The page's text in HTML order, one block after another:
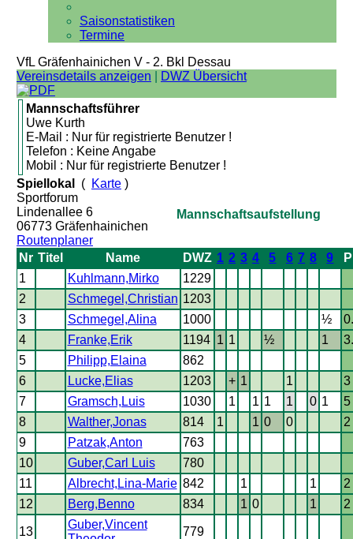
Saisonstatistiken
Termine
VfL Gräfenhainichen V - 2. Bkl Dessau
Vereinsdetails anzeigen
DWZ Übersicht
Mannschaftsführer
Uwe Kurth
E-Mail : Nur für registrierte Benutzer !
Telefon : Keine Angabe
Mobil : Nur für registrierte Benutzer !
Spiellokal
( Karte)
Sportforum
Lindenallee 6
06773 Gräfenhainichen
Routenplaner
Mannschaftsaufstellung
Nr Titel Name DWZ 1 2 3 4 5 6 7 8 9
1
Kuhlmann,Mirko
1229
2
Schmegel,Christian 1203
3
Schmegel,Alina 1000 ½
4
Franke,Erik 1194 1 1 ½ 1
5
Philipp,Elaina
862
6
Lucke,Elias 1203 + 1 1
3
7
Gramsch,Luis 1030 1 1 1 1 0 1
5
8
Walther,Jonas 814 1 1 0 0
2
9
Patzak,Anton
763
10
Guber,Carl Luis
780
11
Albrecht,Lina-Marie 842 1 1
2
12
Berg,Benno 834 1 0 1 2
13
Guber,Vincent
779